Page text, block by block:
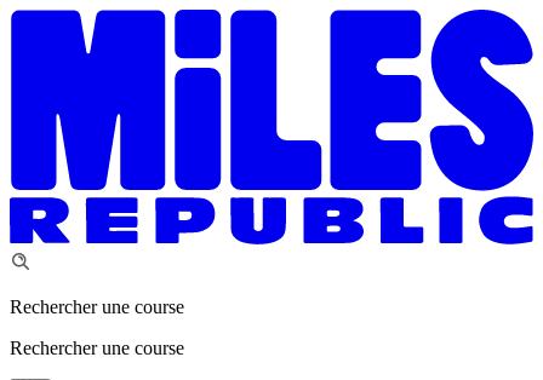
Rechercher une course
Rechercher une course